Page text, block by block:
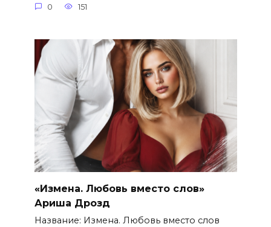
0 151
«Измена. Любовь вместо слов»
Ариша Дрозд
Название: Измена. Любовь вместо слов